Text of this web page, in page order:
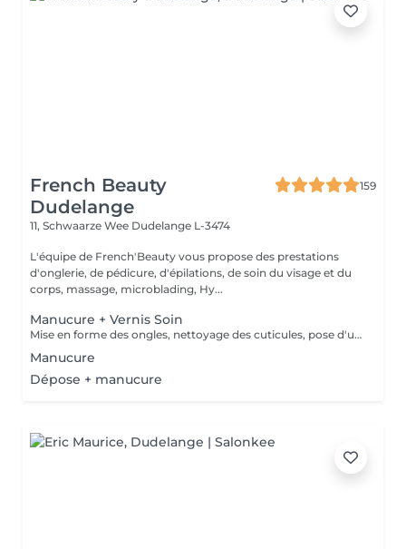
French Beauty
Dudelange
159
11, Schwaarze Wee Dudelange L-3474
L'équipe de French'Beauty vous propose des prestations
d'onglerie, de pédicure, d'épilations, de soin du visage et du
corps, massage, microblading, Hy...
Manucure + Vernis Soin
Mise en forme des ongles, nettoyage des cuticules, pose d'une base de vernis SOIN et crème.
Manucure
Dépose + manucure